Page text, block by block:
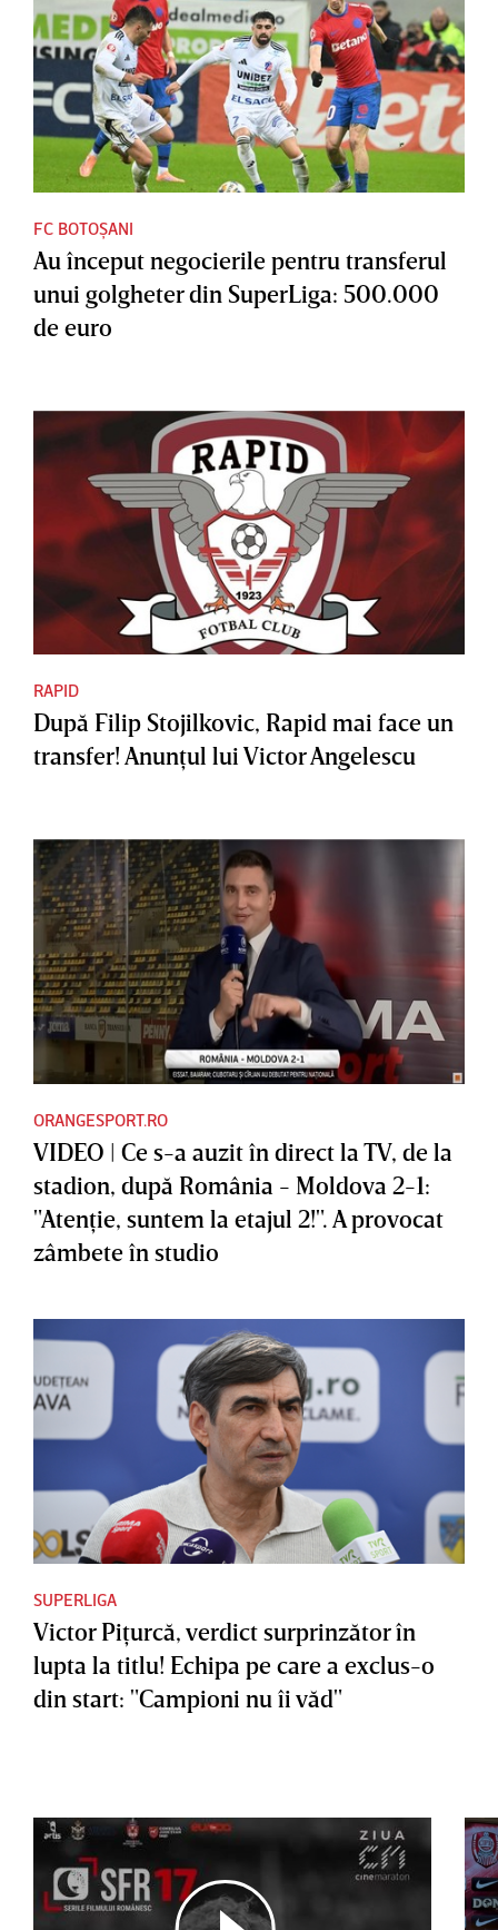
FC BOTOȘANI
Au început negocierile pentru transferul
unui golgheter din SuperLiga: 500.000
de euro
RAPID
După Filip Stojilkovic, Rapid mai face un
transfer! Anunţul lui Victor Angelescu
ORANGESPORT.RO
VIDEO | Ce s-a auzit în direct la TV, de la
stadion, după România - Moldova 2-1:
"Atenţie, suntem la etajul 2!". A provocat
zâmbete în studio
SUPERLIGA
Victor Piţurcă, verdict surprinzător în
lupta la titlu! Echipa pe care a exclus-o
din start: "Campioni nu îi văd"